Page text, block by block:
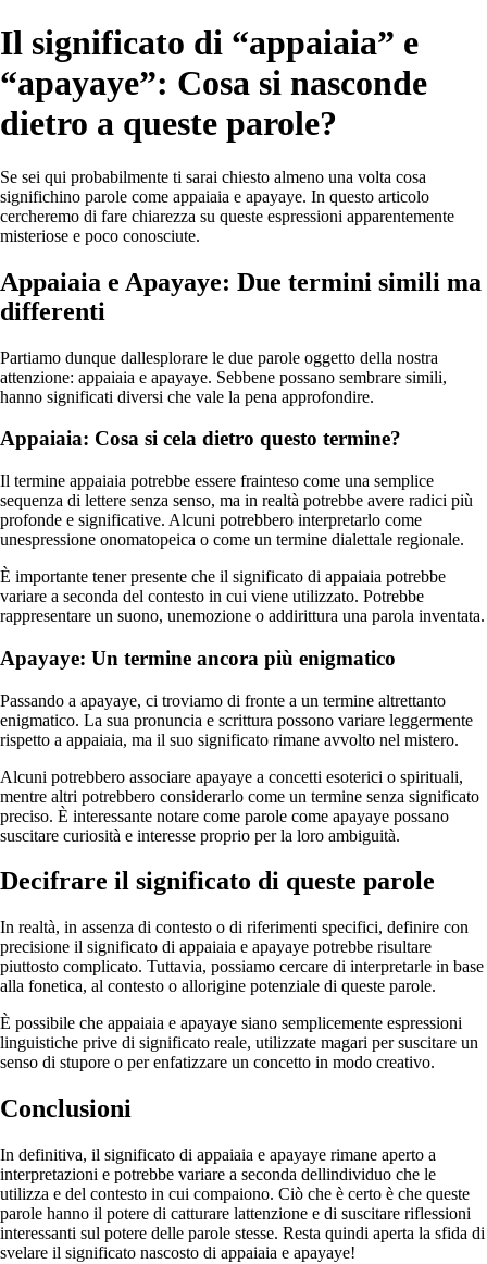
Il significato di “appaiaia” e
“apayaye”: Cosa si nasconde
dietro a queste parole?
Se sei qui probabilmente ti sarai chiesto almeno una volta cosa
significhino parole come appaiaia e apayaye. In questo articolo
cercheremo di fare chiarezza su queste espressioni apparentemente
misteriose e poco conosciute.
Appaiaia e Apayaye: Due termini simili ma
differenti
Partiamo dunque dallesplorare le due parole oggetto della nostra
attenzione: appaiaia e apayaye. Sebbene possano sembrare simili,
hanno significati diversi che vale la pena approfondire.
Appaiaia: Cosa si cela dietro questo termine?
Il termine appaiaia potrebbe essere frainteso come una semplice
sequenza di lettere senza senso, ma in realtà potrebbe avere radici più
profonde e significative. Alcuni potrebbero interpretarlo come
unespressione onomatopeica o come un termine dialettale regionale.
È importante tener presente che il significato di appaiaia potrebbe
variare a seconda del contesto in cui viene utilizzato. Potrebbe
rappresentare un suono, unemozione o addirittura una parola inventata.
Apayaye: Un termine ancora più enigmatico
Passando a apayaye, ci troviamo di fronte a un termine altrettanto
enigmatico. La sua pronuncia e scrittura possono variare leggermente
rispetto a appaiaia, ma il suo significato rimane avvolto nel mistero.
Alcuni potrebbero associare apayaye a concetti esoterici o spirituali,
mentre altri potrebbero considerarlo come un termine senza significato
preciso. È interessante notare come parole come apayaye possano
suscitare curiosità e interesse proprio per la loro ambiguità.
Decifrare il significato di queste parole
In realtà, in assenza di contesto o di riferimenti specifici, definire con
precisione il significato di appaiaia e apayaye potrebbe risultare
piuttosto complicato. Tuttavia, possiamo cercare di interpretarle in base
alla fonetica, al contesto o allorigine potenziale di queste parole.
È possibile che appaiaia e apayaye siano semplicemente espressioni
linguistiche prive di significato reale, utilizzate magari per suscitare un
senso di stupore o per enfatizzare un concetto in modo creativo.
Conclusioni
In definitiva, il significato di appaiaia e apayaye rimane aperto a
interpretazioni e potrebbe variare a seconda dellindividuo che le
utilizza e del contesto in cui compaiono. Ciò che è certo è che queste
parole hanno il potere di catturare lattenzione e di suscitare riflessioni
interessanti sul potere delle parole stesse. Resta quindi aperta la sfida di
svelare il significato nascosto di appaiaia e apayaye!